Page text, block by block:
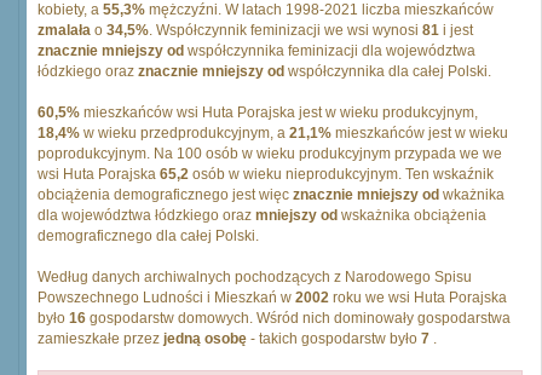
kobiety, a 55,3% mężczyźni. W latach 1998-2021 liczba mieszkańców
zmalała o 34,5%. Współczynnik feminizacji we wsi wynosi 81 i jest
znacznie mniejszy od współczynnika feminizacji dla województwa
łódzkiego oraz znacznie mniejszy od współczynnika dla całej Polski.
60,5% mieszkańców wsi Huta Porajska jest w wieku produkcyjnym,
18,4% w wieku przedprodukcyjnym, a 21,1% mieszkańców jest w wieku
poprodukcyjnym. Na 100 osób w wieku produkcyjnym przypada we we
wsi Huta Porajska 65,2 osób w wieku nieprodukcyjnym. Ten wskaźnik
obciążenia demograficznego jest więc znacznie mniejszy od wkażnika
dla województwa łódzkiego oraz mniejszy od wskażnika obciążenia
demograficznego dla całej Polski.
Według danych archiwalnych pochodzących z Narodowego Spisu
Powszechnego Ludności i Mieszkań w 2002 roku we wsi Huta Porajska
było 16 gospodarstw domowych. Wśród nich dominowały gospodarstwa
zamieszkałe przez jedną osobę - takich gospodarstw było 7 .